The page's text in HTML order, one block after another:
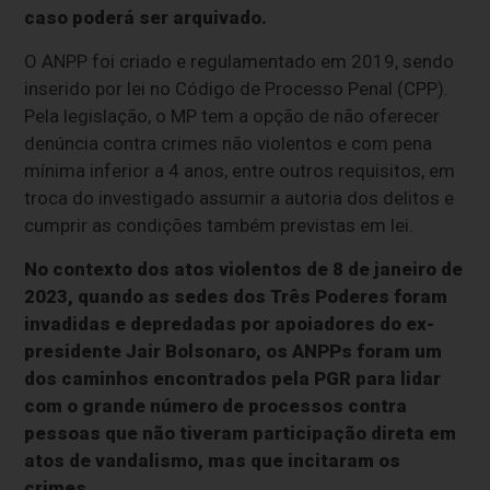
caso poderá ser arquivado.
O ANPP foi criado e regulamentado em 2019, sendo
inserido por lei no Código de Processo Penal (CPP).
Pela legislação, o MP tem a opção de não oferecer
denúncia contra crimes não violentos e com pena
mínima inferior a 4 anos, entre outros requisitos, em
troca do investigado assumir a autoria dos delitos e
cumprir as condições também previstas em lei.
No contexto dos atos violentos de 8 de janeiro de
2023, quando as sedes dos Três Poderes foram
invadidas e depredadas por apoiadores do ex-
presidente Jair Bolsonaro, os ANPPs foram um
dos caminhos encontrados pela PGR para lidar
com o grande número de processos contra
pessoas que não tiveram participação direta em
atos de vandalismo, mas que incitaram os